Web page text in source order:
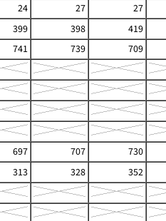
24 27 27
399 398 419
741 739 709
697 707 730
313 328 352